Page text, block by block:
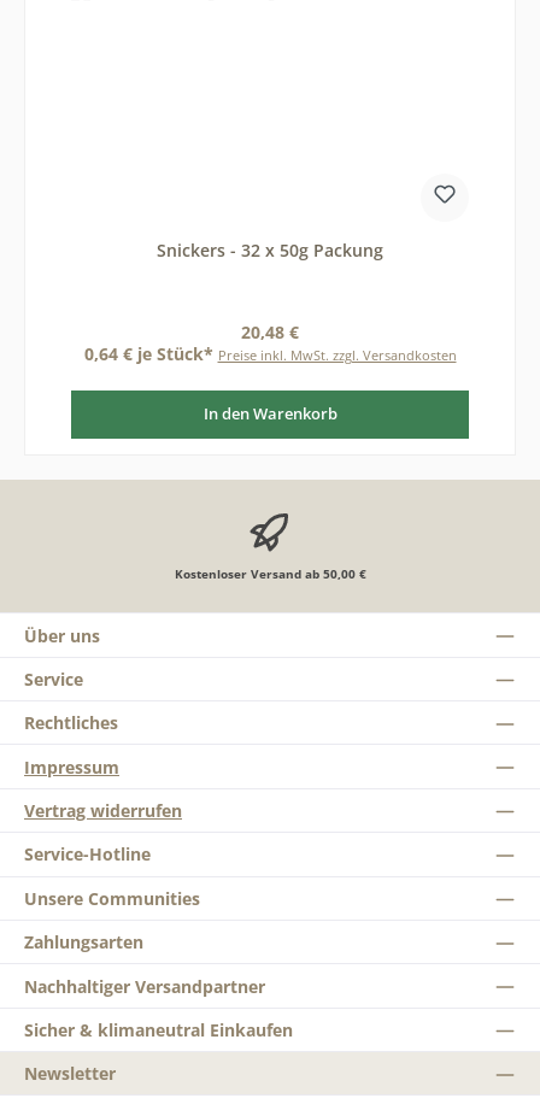
Snickers - 32 x 50g Packung
Regulärer Preis:
20,48 €
0,64 € je Stück* Preise inkl. MwSt. zzgl. Versandkosten
In den Warenkorb
Kostenloser Versand ab 50,00 €
Über uns
Service
Rechtliches
Impressum
Vertrag widerrufen
Service-Hotline
Unsere Communities
Zahlungsarten
Sicher & klimaneutral Einkaufen
Nachhaltiger Versandpartner
Newsletter